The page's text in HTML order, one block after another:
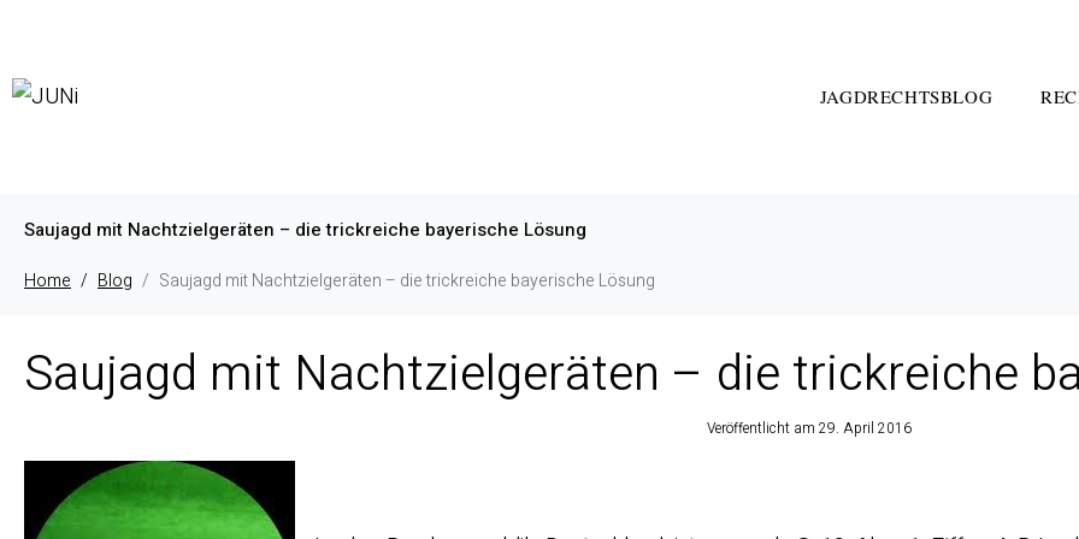
JAGDRECHTSBLOG
Saujagd mit Nachtzielgeräten – die trickreiche bayerische Lösung
Home Blog Saujagd mit Nachtzielgeräten – die trickreiche bayerische Lösung
Saujagd mit Nachtzielgeräten – die trickreiche
Veröffentlicht am 29. April 2016